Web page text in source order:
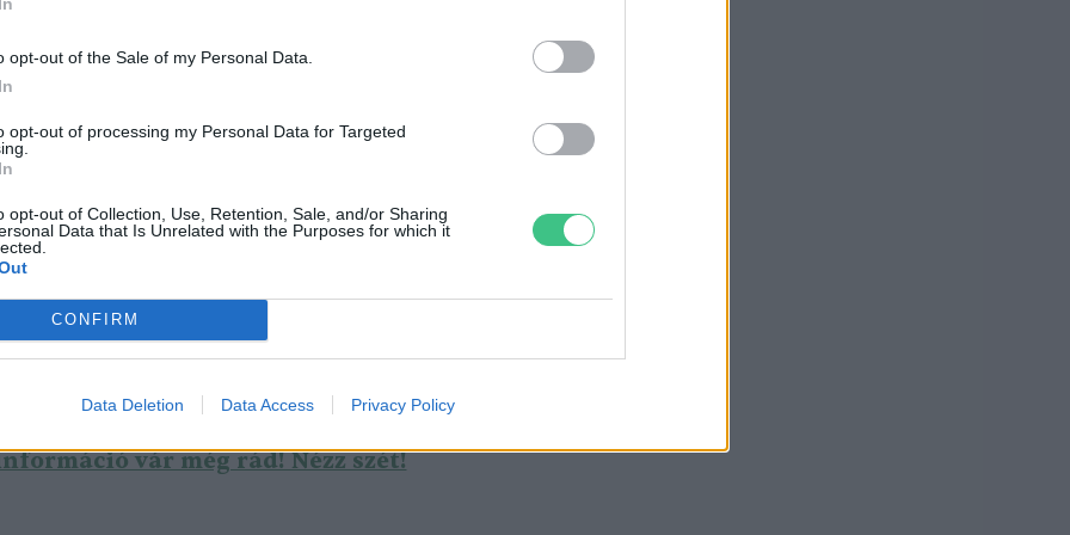
opt-out of the Sale of my Personal Data.
opt-out of processing my Personal Data for Targeted
opt-out of Collection, Use, Retention, Sale, and/or Sharing
Data that Is Unrelated with the Purposes for which it
CONFIRM
Data Deletion Data Access Privacy Policy
és a régió fenntartható, igazságos
a
képviseltette magát, többek között
központi államigazgatási szervezetek,
felsőoktatási intézmények és
és egészségügyi szervezetek
meg véleményüket.
vár még rád! Nézz szét!